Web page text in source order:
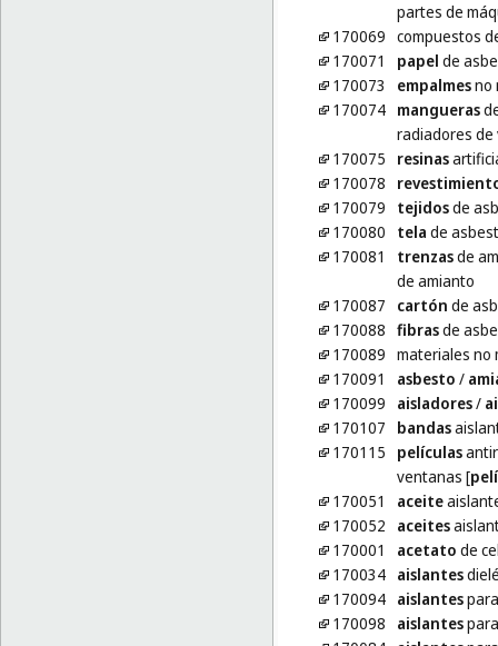
partes de
170069 compuestos
170071
papel de
170073
empalmesno
170074 mangueras
radiadores de
170075
resinas
170078
170079
tejidosde
170080
tela de
170081
trenzasde
de amianto
170087
cartón de
170088 fibrasde
170089 materiales no
170091
asbesto /
170099
aisladores/
170107
bandas
170115
películas
ventanas [
170051
aceite
170052
aceites
170001
acetato de
170034 aislantes
170094 aislantes
170098
aislantes